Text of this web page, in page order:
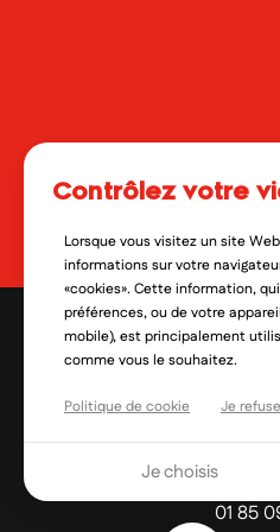
01 85
contrôlez votre
Lorsque vous visitez un site
informations sur votre
«cookies». Cette information,
préférences, ou de votre
mobile), est principalement
comme vous le souhaitez.
Politique de cookie Je refuse
Je choisis